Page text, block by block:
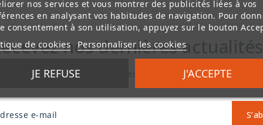
nos dernières
dernière newsletter pour recevoir des informations sur
nos services et vous montrer des publicités liées à vos
en analysant vos habitudes de navigation. Pour
consentement à son utilisation, appuyez sur le bouton
de cookies Personnaliser les cookies
JE REFUSE J'ACCEPTE